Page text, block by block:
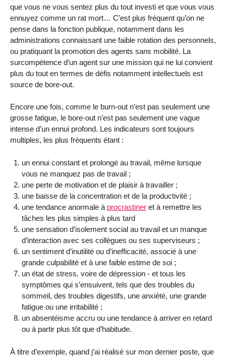
que vous ne vous sentez plus du tout investi et que vous vous
ennuyez comme un rat mort… C’est plus fréquent qu’on ne
pense dans la fonction publique, notamment dans les
administrations connaissant une faible rotation des personnels,
ou pratiquant la promotion des agents sans mobilité. La
surcompétence d’un agent sur une mission qui ne lui convient
plus du tout en termes de défis notamment intellectuels est
source de bore-out.
Encore une fois, comme le burn-out n’est pas seulement une
grosse fatigue, le bore-out n’est pas seulement une vague
intense d’un ennui profond. Les indicateurs sont toujours
multiples, les plus fréquents étant :
un ennui constant et prolongé au travail, même lorsque
vous ne manquez pas de travail ;
une perte de motivation et de plaisir à travailler ;
une baisse de la concentration et de la productivité ;
une tendance anormale à procrastineret à remettre les
tâches les plus simples à plus tard
une sensation d’isolement social au travail et un manque
d’interaction avec ses collègues ou ses superviseurs ;
un sentiment d’inutilité ou d’inefficacité, associé à une
grande culpabilité et à une faible estime de soi ;
un état de stress, voire de dépression - et tous les
symptômes qui s’ensuivent, tels que des troubles du
sommeil, des troubles digestifs, une anxiété, une grande
fatigue ou une irritabilité ;
un absentéisme accru ou une tendance à arriver en retard
ou à partir plus tôt que d’habitude.
À titre d’exemple, quand j’ai réalisé sur mon dernier poste, que